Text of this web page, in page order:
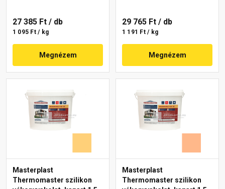
27 385 Ft / db
1 095 Ft / kg
Megnézem
29 765 Ft / db
1 191 Ft / kg
Megnézem
Masterplast
Thermomaster szilikon
Masterplast
Thermomaster szilikon